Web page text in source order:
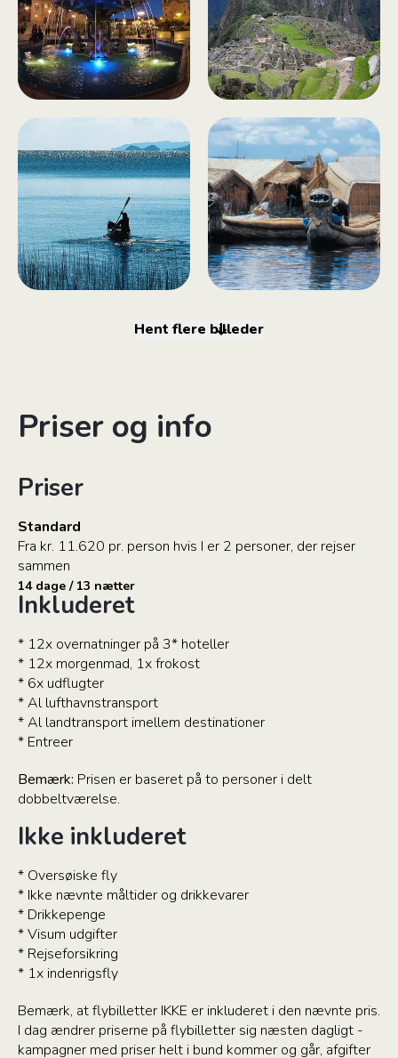
Hent flere billeder
Priser og info
Priser
Standard
Fra kr. 11.620 pr. person hvis I er 2 personer, der rejser
sammen
14 dage / 13 nætter
Inkluderet
* 12x overnatninger på 3* hoteller
* 12x morgenmad, 1x frokost
* 6x udflugter
* Al lufthavnstransport
* Al landtransport imellem destinationer
* Entreer
Bemærk: Prisen er baseret på to personer i delt
dobbeltværelse.
Ikke inkluderet
* Oversøiske fly
* Ikke nævnte måltider og drikkevarer
* Drikkepenge
* Visum udgifter
* Rejseforsikring
* 1x indenrigsfly
Bemærk, at flybilletter IKKE er inkluderet i den nævnte pris.
I dag ændrer priserne på flybilletter sig næsten dagligt -
kampagner med priser helt i bund kommer og går, afgifter